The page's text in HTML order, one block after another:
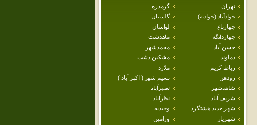
تهران
گرمدره
جوادآباد (جواديه)
گلستان
چهارباغ
لواسان
چهاردانگه
ماهدشت
حسن آباد
محمدشهر
دماوند
مشكين دشت
رباط كريم
ملارد
رودهن
نسيم شهر ( اكبر آباد )
شاهدشهر
نصيرآباد
شريف آباد
نظرآباد
شهر جديد هشتگرد
وحيديه
شهريار
ورامين